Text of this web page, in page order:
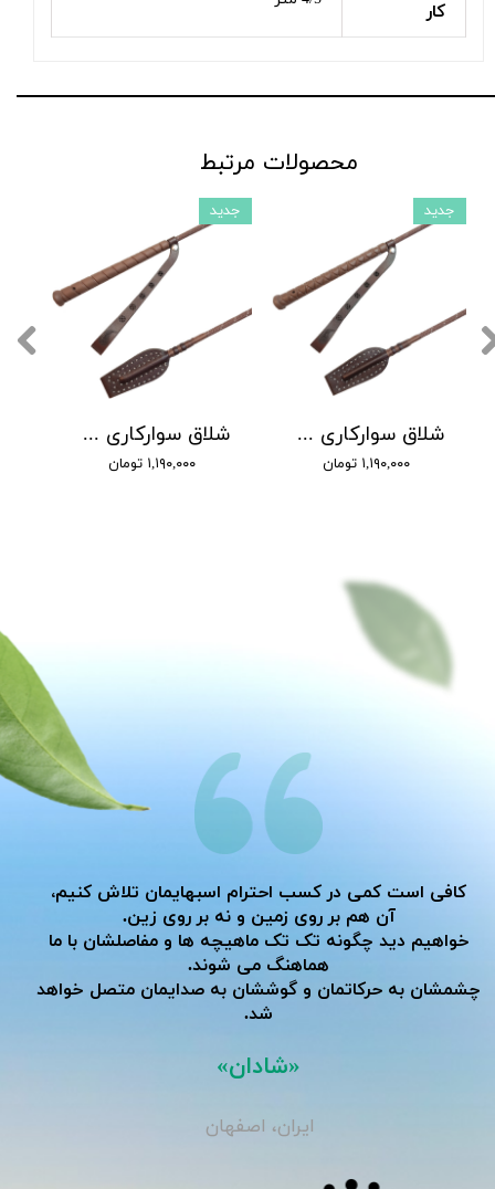
کار
محصولات مرتبط
شلاق سوارکاری شادان - با بند مُچی چرمی، مدل سنگچین دسته اسپرت
۱,۱۹۰,۰۰۰ تومان
جدید
شلاق سوارکاری شادان - با بند مُچی چرمی، مدل سنگچین دسته کلاسیک
۱,۱۹۰,۰۰۰ تومان
جدید
کافی است کمی در کسب احترام اسبهایمان تلاش کنیم،
آن هم بر روی زمین و نه بر روی زین.
خواهیم دید چگونه تک تک ماهیچه ها و مفاصلشان با ما
هماهنگ می شوند.
​​​​​​​چشمشان به حرکاتمان و گوششان به صدایمان متصل خواهد
شد.
«شادان»
ایران، اصفهان